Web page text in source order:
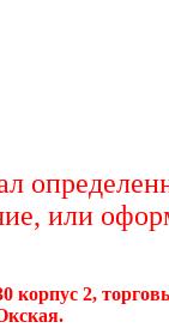
или
корпус 2,